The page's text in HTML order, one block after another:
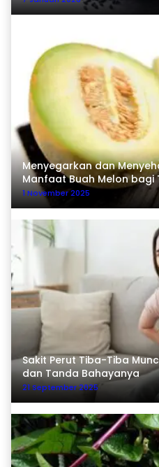
Menyegarkan dan
Manfaat Buah Melon bagi
1 November 2025
Sakit Perut Tiba-Tiba
dan Tanda Bahayanya
21 September 2025